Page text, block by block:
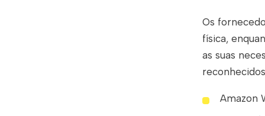
Os
física,
as suas
Amazon